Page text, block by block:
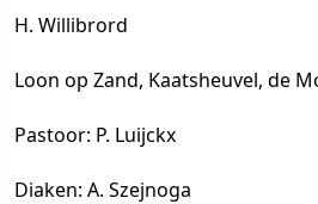
H. Willibrord
Loon op Zand, Kaatsheuvel, de
Pastoor: P. Luijckx
Diaken: A. Szejnoga